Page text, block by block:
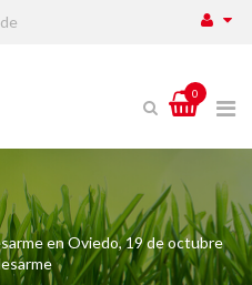
0
en Oviedo, 19 de octubre